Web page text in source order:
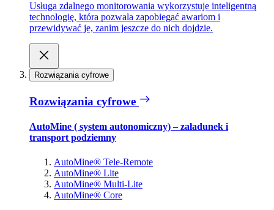
Usługa zdalnego monitorowania wykorzystuje inteligentną
technologię, która pozwala zapobiegać awariom i
przewidywać je, zanim jeszcze do nich dojdzie.
Rozwiązania cyfrowe
Rozwiązania cyfrowe
AutoMine ( system autonomiczny) – załadunek i
transport podziemny
AutoMine® Tele-Remote
AutoMine® Lite
AutoMine® Multi-Lite
AutoMine® Core